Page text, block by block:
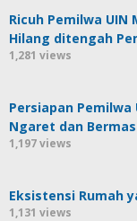
Ricuh Pemilwa UIN
Hilang ditengah
1,281 views
Persiapan
Ngaret dan
1,197 views
Eksistensi Rumah
1,131 views